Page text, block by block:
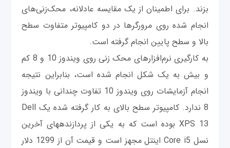
بزند. برای اطمینان از یک مقايسه عادلانه، محک‌زنی‌های
انجام شده روی مرورگرها در دو کامپیوتر متفاوت سطح
بالا و سطح پایین انجام گرفته است.
به کارگیری نرم‌افزارهای محک زنی روی ویندوز 10 و 8 کم
و بیش به یک شکل انجام شده است، بنابراین نتیجه
انجام آزمايشات روی ویندوز 10 تفاوت چندانی با ویندوز
8 ندارد. کامپیوتر سطح بالای به کار گرفته شده یک Dell
XPS 13 بوده است که به یکی از پردازنده‎های آخرین
نسل Core i5 اینتل مجهز است و قیمت آن از 1299 دلار